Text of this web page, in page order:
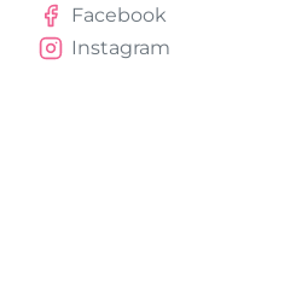
Facebook
Instagram